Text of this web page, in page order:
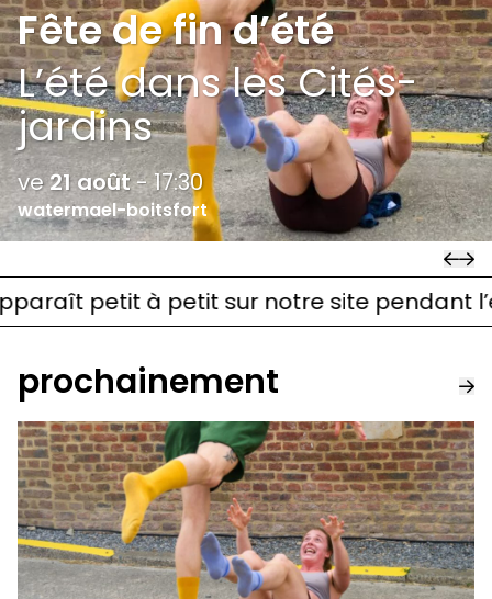
Fête de fin d’été
L’été dans les Cités-
jardins
ve 21 août-17:30
watermael-boitsfort
petit à petit sur notre site pendant
prochainement